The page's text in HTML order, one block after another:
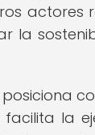
actores
la
la